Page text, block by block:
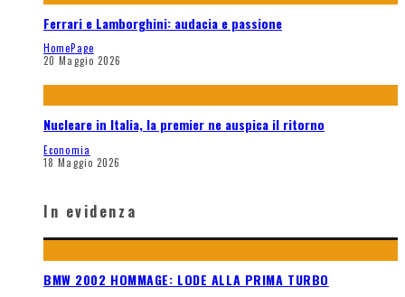
Ferrari e Lamborghini: audacia e passione
HomePage
20 Maggio 2026
Nucleare in Italia, la premier ne auspica il ritorno
Economia
18 Maggio 2026
In evidenza
BMW 2002 HOMMAGE: LODE ALLA PRIMA TURBO